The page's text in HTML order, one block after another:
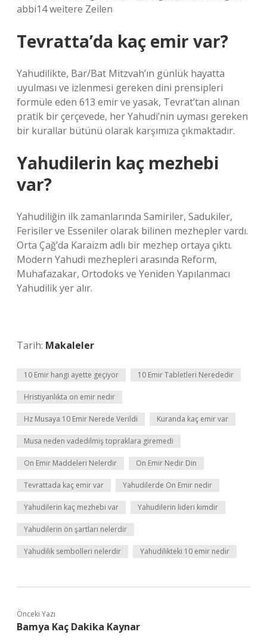
abbi14 weitere Zeilen
Tevratta’da kaç emir var?
Yahudilikte, Bar/Bat Mitzvah’ın günlük hayatta
uyulması ve izlenmesi gereken dini prensipleri
formüle eden 613 emir ve yasak, Tevrat’tan alınan
pratik bir çerçevede, her Yahudi’nin uyması gereken
bir kurallar bütünü olarak karşımıza çıkmaktadır.
Yahudilerin kaç mezhebi
var?
Yahudiliğin ilk zamanlarında Samiriler, Sadukiler,
Ferisiler ve Esseniler olarak bilinen mezhepler vardı.
Orta Çağ’da Karaizm adlı bir mezhep ortaya çıktı.
Modern Yahudi mezhepleri arasında Reform,
Muhafazakar, Ortodoks ve Yeniden Yapılanmacı
Yahudilik yer alır.
Tarih: Makaleler
10 Emir hangi ayette geçiyor 10 Emir Tabletleri Nerededir
Hristiyanlıkta on emir nedir
Hz Musaya 10 Emir Nerede Verildi Kuranda kaç emir var
Musa neden vadedilmiş topraklara giremedi
On Emir Maddeleri Nelerdir On Emir Nedir Din
Tevrattada kaç emir var Yahudilerde On Emir nedir
Yahudilerin kaç mezhebi var Yahudilerin lideri kimdir
Yahudilerin ön şartları nelerdir
Yahudilik sembolleri nelerdir Yahudilikteki 10 emir nedir
Önceki Yazı
Bamya Kaç Dakika Kaynar